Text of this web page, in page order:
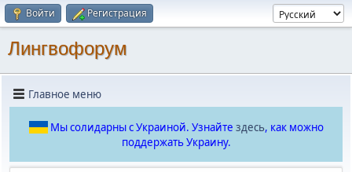
Войти Регистрация
Лингвофорум
Главное меню
Мы солидарны с Украиной. Узнайте здесь, как можно
поддержать Украину.